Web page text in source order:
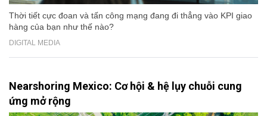
Thời tiết cực đoan và tấn công mạng đang đi thẳng vào KPI giao
hàng của bạn như thế nào?
DIGITAL MEDIA
Nearshoring Mexico: Cơ hội & hệ lụy chuỗi cung
ứng mở rộng